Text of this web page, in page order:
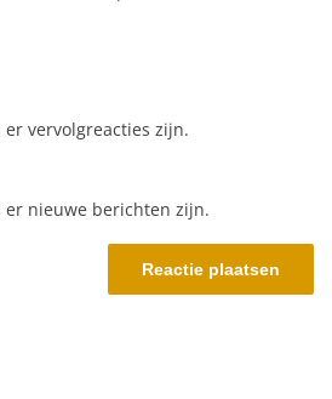
vervolgreacties zijn.
nieuwe berichten zijn.